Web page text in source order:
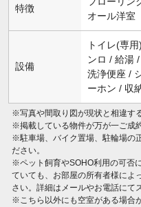
特徴
オール洋室
設備
トイレ(専
ンロ / 給湯
洗浄便座 /
ーホン / 収
※写真や間取り図が現状と相違す
※掲載している物件が万が一ご成
※駐車場、バイク置場、駐輪場の
ださい。
※ペット飼育やSOHO利用の可否
ていても、お部屋の所有者様によ
さい。詳細はメールやお電話にて
※こちら以外にも空室がある場合